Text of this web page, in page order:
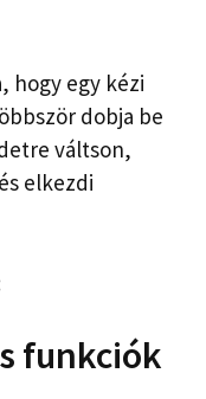
hogy egy kézi
dobja be
váltson,
elkezdi
funkciók